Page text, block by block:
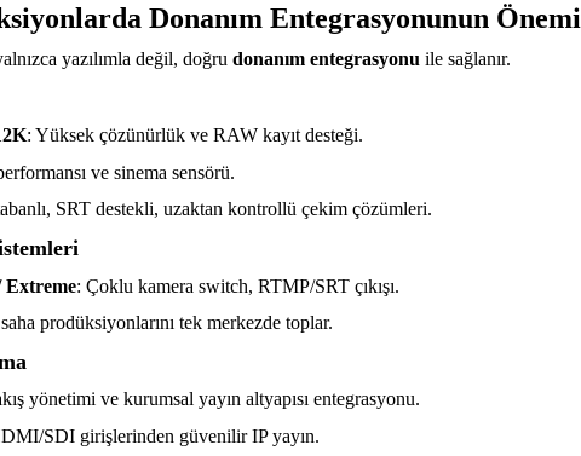
Donanım Entegrasyonunun Önemi
yazılımla değil, doğru donanım entegrasyonu ile sağlanır.
: Yüksek çözünürlük ve RAW kayıt desteği.
ve sinema sensörü.
SRT destekli, uzaktan kontrollü çekim çözümleri.
: Çoklu kamera switch, RTMP/SRT çıkışı.
prodüksiyonlarını tek merkezde toplar.
yönetimi ve kurumsal yayın altyapısı entegrasyonu.
SDI girişlerinden güvenilir IP yayın.